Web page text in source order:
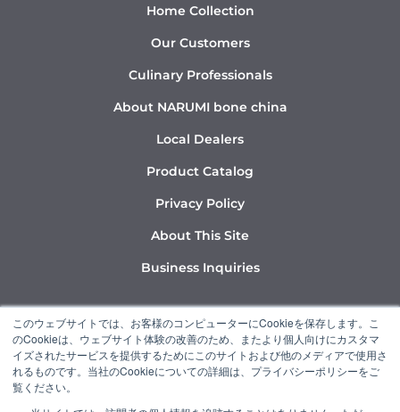
このウェブサイトでは、お客様のコンピューターにCookieを保存します。こ
のCookieは、ウェブサイト体験の改善のため、またより個人向けにカスタマ
イズされたサービスを提供するためにこのサイトおよび他のメディアで使用さ
れるものです。当社のCookieについての詳細は、プライバシーポリシーをご
覧ください。
Home Collection
Our Customers
Culinary Professionals
About NARUMI bone china
Local Dealers
Product Catalog
Privacy Policy
About This Site
Business Inquiries
Y
o
u
t
I
n
s
t
L
i
n
k